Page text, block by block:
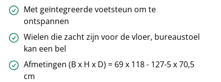
Met geïntegreerde voetsteun om te
ontspannen
Wielen die zacht zijn voor de vloer, bureaustoel
kan een bel
Afmetingen (B x H x D) = 69 x 118 - 127-5 x 70,5
cm